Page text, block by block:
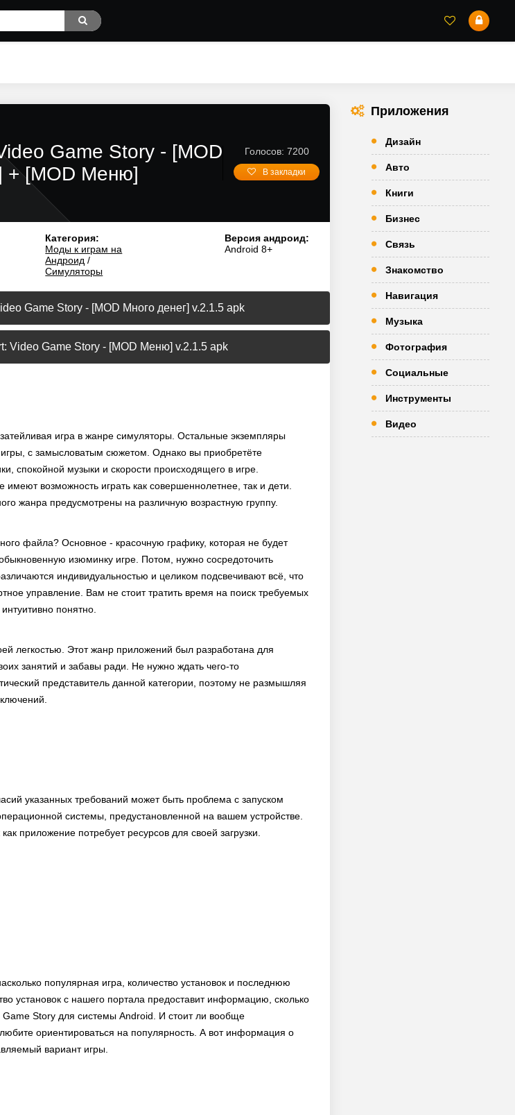
Game Story - [MOD
+ [MOD Меню]
Голосов: 7200
В закладки
Категория:
Моды к играм на
Андроид /
Симуляторы
Версия андроид:
Android 8+
Game Story - [MOD Много денег] v.2.1.5 apk
Video Game Story - [MOD Меню] v.2.1.5 apk
игра в жанре симуляторы. Остальные экземпляры
игры, с замысловатым сюжетом. Однако вы приобретёте
спокойной музыки и скорости происходящего в игре.
возможность играть как совершеннолетнее, так и дети.
жанра предусмотрены на различную возрастную группу.
файла? Основное - красочную графику, которая не будет
изюминку игре. Потом, нужно сосредоточить
индивидуальностью и целиком подсвечивают всё, что
управление. Вам не стоит тратить время на поиск требуемых
понятно.
легкостью. Этот жанр приложений был разработана для
занятий и забавы ради. Не нужно ждать чего-то
представитель данной категории, поэтому не размышляя
указанных требований может быть проблема с запуском
системы, предустановленной на вашем устройстве.
приложение потребует ресурсов для своей загрузки.
популярная игра, количество установок и последнюю
установок с нашего портала предоставит информацию, сколько
Game Story для системы Android. И стоит ли вообще
ориентироваться на популярность. А вот информация о
вариант игры.
Приложения
Дизайн
Авто
Книги
Бизнес
Связь
Знакомство
Навигация
Музыка
Фотография
Социальные
Инструменты
Видео